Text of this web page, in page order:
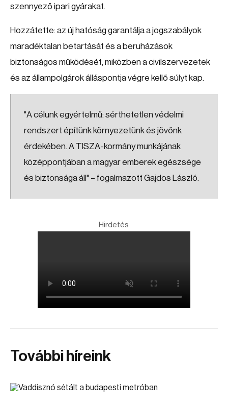
szennyező ipari gyárakat.
Hozzátette: az új hatóság garantálja a jogszabályok
maradéktalan betartását és a beruházások
biztonságos működését, miközben a civilszervezetek
és az állampolgárok álláspontja végre kellő súlyt kap.
"A célunk egyértelmű: sérthetetlen védelmi
rendszert építünk környezetünk és jövőnk
érdekében. A TISZA-kormány munkájának
középpontjában a magyar emberek egészsége
és biztonsága áll" – fogalmazott Gajdos László.
Hirdetés
További híreink